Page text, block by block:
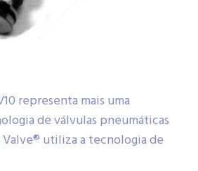
representa mais uma
de válvulas pneumáticas
utiliza a tecnologia de